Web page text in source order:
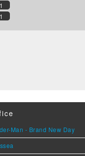
1
1
Man - Brand New Day